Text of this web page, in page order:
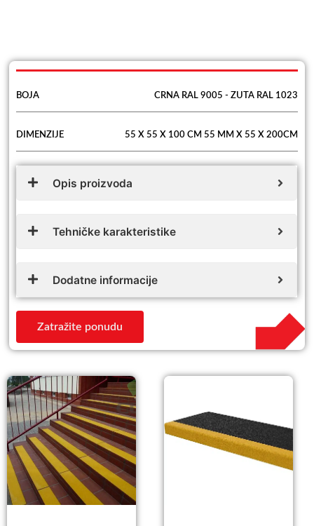
BOJA CRNA RAL 9005 - ZUTA RAL 1023
DIMENZIJE 55 X 55 X 100 CM 55 MM X 55 X 200CM
Opis proizvoda
Tehničke karakteristike
Dodatne informacije
Zatražite ponudu